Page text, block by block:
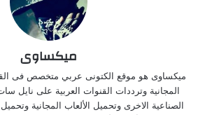
ميكساوى
ميكساوى هو موقع الكتونى عربي متخصص فى
المجانية وترددات القنوات العربية على نايل
الصناعية الاخرى وتحميل الألعاب المجانية